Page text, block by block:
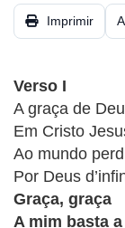
GUITAR
CIFRA
VÍDEO
HINOS
CRISTÃOS
Imprimir
Verso I
A graça de
Em Cristo
Ao mundo
Por Deus
Graça, graça
A mim basta